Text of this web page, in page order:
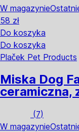
W magazynie
58 zł
Do koszyka
Do koszyka
Plaček Pet Products
Miska Dog
ceramiczna,
(7)
W magazynie